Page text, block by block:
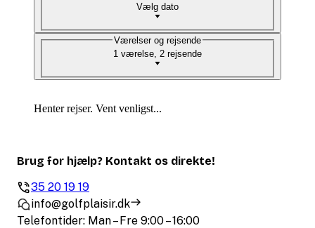
Vælg dato
1 værelse, 2 rejsende
Værelser og rejsende
Henter rejser. Vent venligst...
Brug for hjælp? Kontakt os direkte!
35 20 19 19
info@golfplaisir.dk
Telefontider: Man – Fre 9:00 – 16:00